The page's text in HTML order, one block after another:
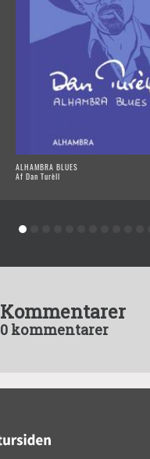
ALHAMBRA BLUES
Af Dan Turèll
Kommentarer
0 kommentarer